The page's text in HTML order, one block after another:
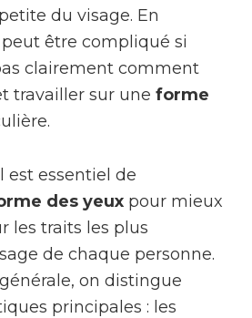
du visage. En
être compliqué si
clairement comment
travailler sur une forme
est essentiel de
des yeux pour mieux
les traits les plus
de chaque personne.
on distingue
principales : les